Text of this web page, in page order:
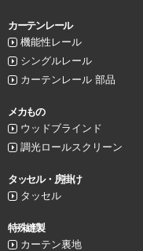
カーテンレール
機能性レール
シングルレール
カーテンレール 部品
メカもの
ウッドブラインド
調光ロールスクリーン
タッセル・房掛け
タッセル
特殊縫製
カーテン裏地